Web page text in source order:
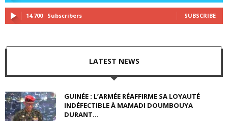
14,700 Subscribers SUBSCRIBE
LATEST NEWS
GUINÉE : L’ARMÉE RÉAFFIRME SA LOYAUTÉ
INDÉFECTIBLE À MAMADI DOUMBOUYA
DURANT...